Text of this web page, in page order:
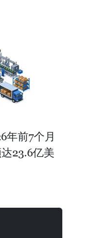
年前7个月
23.6亿美